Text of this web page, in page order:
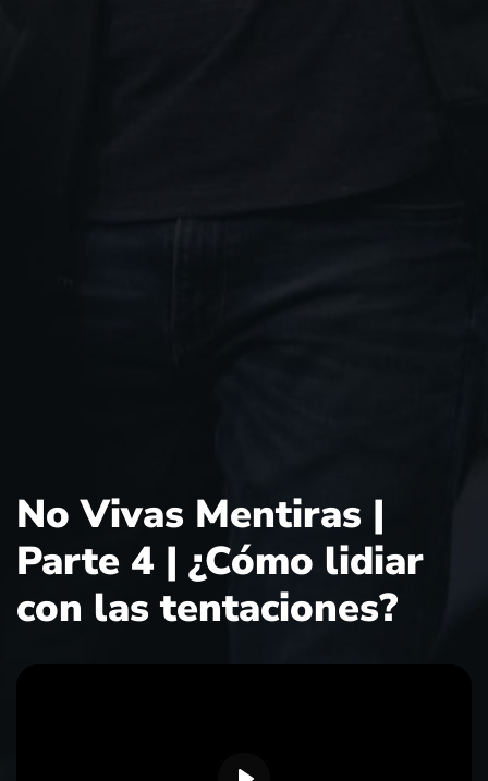
No Vivas Mentiras |
Parte 4 | ¿Cómo lidiar
con las tentaciones?